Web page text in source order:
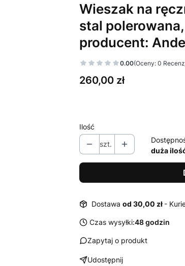
Wieszak na
stal
producent:
0.00(Oceny: 0
Cena
260,00 zł
Ilość
szt.
duża
Dostawa od 30,00 zł -
Czas wysyłki:48 godzin
Zapytaj o produkt
Udostępnij